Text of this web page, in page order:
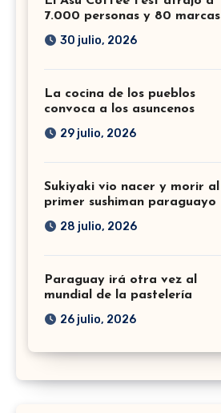
7.000 personas y 80 marcas
30 julio, 2026
La cocina de los pueblos
convoca a los asuncenos
29 julio, 2026
Sukiyaki vio nacer y morir al
primer sushiman paraguayo
28 julio, 2026
Paraguay irá otra vez al
mundial de la pastelería
26 julio, 2026